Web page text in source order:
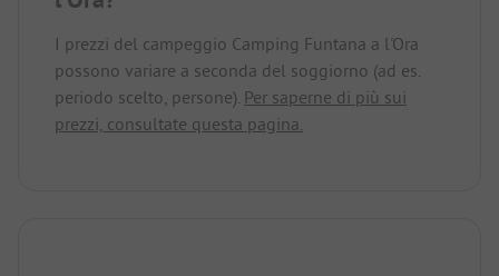
I prezzi del campeggio Camping Funtana a l'Ora
possono variare a seconda del soggiorno (ad es.
periodo scelto, persone). Per saperne di più sui
prezzi, consultate questa pagina.